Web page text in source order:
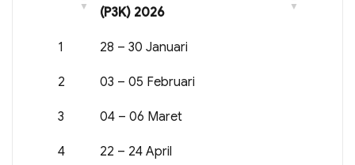
(P3K) 2026
1 28 – 30 Januari
2 03 – 05 Februari
3 04 – 06 Maret
4 22 – 24 April